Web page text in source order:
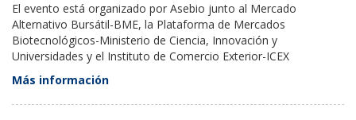
El evento está organizado por Asebio junto al Mercado
Alternativo Bursátil-BME, la Plataforma de Mercados
Biotecnológicos-Ministerio de Ciencia, Innovación y
Universidades y el Instituto de Comercio Exterior-ICEX
Más información